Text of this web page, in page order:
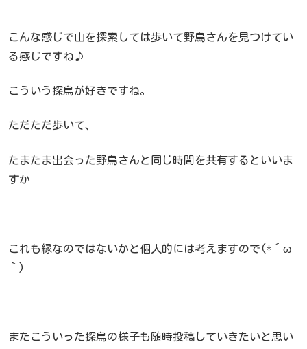
こんな感じで山を探索しては歩いて野鳥さんを見つけてい
る感じですね♪
こういう探鳥が好きですね。
ただただ歩いて、
たまたま出会った野鳥さんと同じ時間を共有するといいま
すか
これも縁なのではないかと個人的には考えますので(*´ω
｀)
またこういった探鳥の様子も随時投稿していきたいと思い